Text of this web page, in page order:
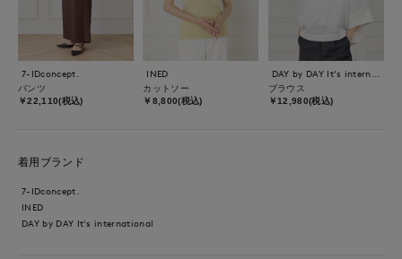
7-IDconcept.
パンツ
￥22,110(税込)
INED
カットソー
￥8,800(税込)
ブラウス
￥12,980(税込)
着用ブランド
7-IDconcept.
INED
DAY by DAY It's international